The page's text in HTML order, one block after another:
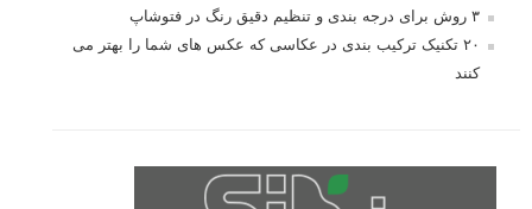
۳ روش برای درجه بندی و تنظیم دقیق رنگ در فتوشاپ
۲۰ تکنیک ترکیب بندی در عکاسی که عکس های شما را بهتر می
کنند